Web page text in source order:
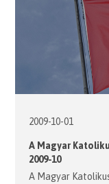
2009-10-01
A Magyar
2009-10
A Magyar